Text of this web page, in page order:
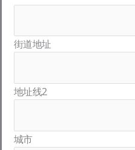
街道地址
地址线2
城市